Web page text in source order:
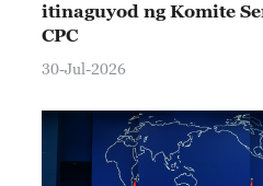
itinaguyod ng Komite
CPC
30-Jul-2026